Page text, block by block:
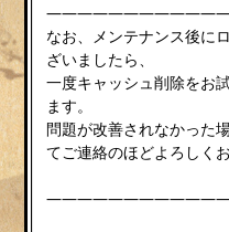
なお、メンテナンス後に
ざいましたら、
一度キャッシュ削除をお
ます。
問題が改善されなかった
てご連絡のほどよろしく